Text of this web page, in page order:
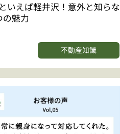
いえば軽井沢！意外と知らな
の魅力
不動産知識